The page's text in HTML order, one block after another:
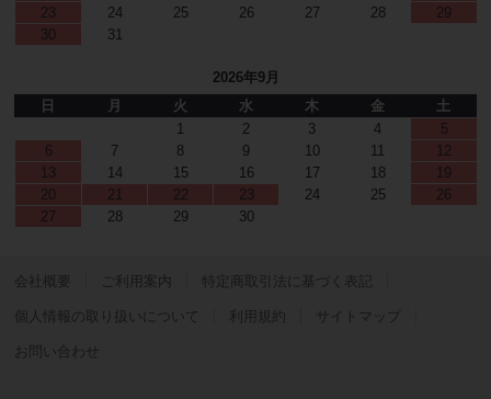
23
24 25 26 27 28
29
30
31
2026年9月
日
月 火 水 木 金
土
1
2 3 4
5
6
7 8 9 10 11
12
13
14 15 16 17 18
19
20
21 22 23 24 25
26
27
28 29 30
会社概要 ご利用案内 特定商取引法に基づく表記
個人情報の取り扱いについて 利用規約 サイトマップ
お問い合わせ